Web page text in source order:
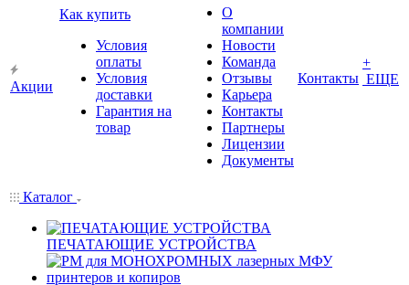
Акции
Как купить
Условия
оплаты
Условия
доставки
Гарантия на
товар
О
компании
Новости
Команда
Отзывы
Карьера
Контакты
Партнеры
Лицензии
Документы
Контакты
+
ЕЩЕ
Каталог
ПЕЧАТАЮЩИЕ УСТРОЙСТВА